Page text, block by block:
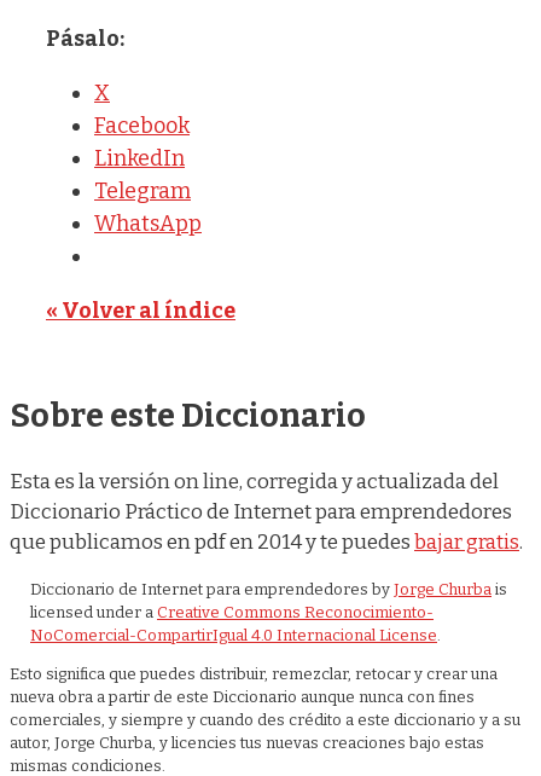
Pásalo:
X
Facebook
LinkedIn
Telegram
WhatsApp
« Volver al índice
Sobre este Diccionario
Esta es la versión on line, corregida y actualizada del
Diccionario Práctico de Internet para emprendedores
que publicamos en pdf en 2014 y te puedesbajar gratis.
Diccionario de Internet para emprendedores by Jorge Churba is
licensed under a Creative Commons Reconocimiento-
NoComercial-CompartirIgual 4.0 Internacional License
Esto significa que puedes distribuir, remezclar, retocar y crear una
nueva obra a partir de este Diccionario aunque nunca con fines
comerciales, y siempre y cuando des crédito a este diccionario y a su
autor, Jorge Churba, y licencies tus nuevas creaciones bajo estas
mismas condiciones.